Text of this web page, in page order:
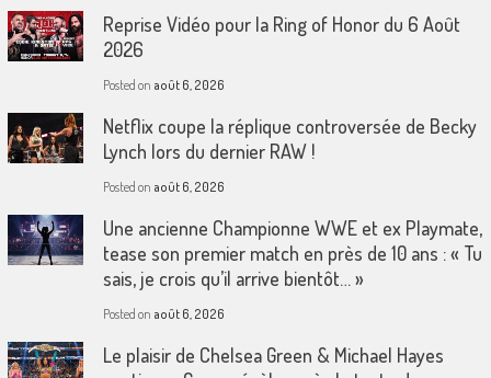
Reprise Vidéo pour la Ring of Honor du 6 Août
2026
Posted on août 6, 2026
Netflix coupe la réplique controversée de Becky
Lynch lors du dernier RAW !
Posted on août 6, 2026
Une ancienne Championne WWE et ex Playmate,
tease son premier match en près de 10 ans : « Tu
sais, je crois qu’il arrive bientôt… »
Posted on août 6, 2026
Le plaisir de Chelsea Green & Michael Hayes